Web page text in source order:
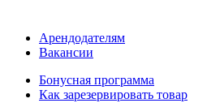
Арендодателям
Вакансии
Бонусная программа
Как зарезервировать товар